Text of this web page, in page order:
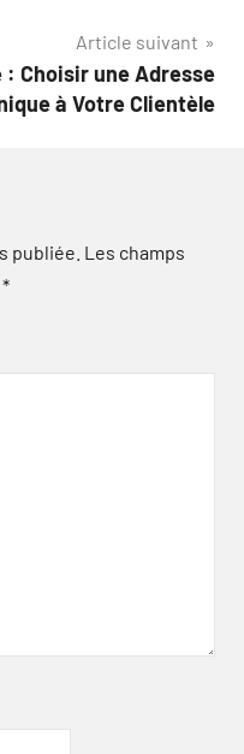
Article suivant
Choisir une Adresse
à Votre Clientèle
publiée. Les champs
*